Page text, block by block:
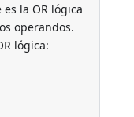
la OR lógica
operandos.
lógica: